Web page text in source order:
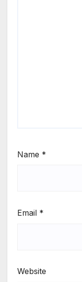
Name *
Email *
Website